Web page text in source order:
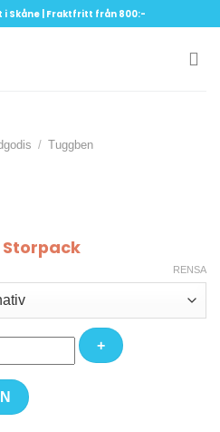
Skåne | Fraktfritt från 800:-
/ Tuggben
RENSA